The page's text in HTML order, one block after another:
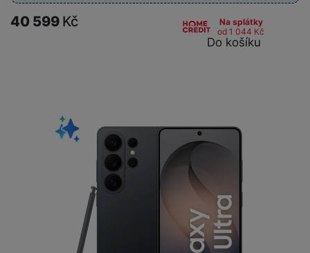
40 599 Kč
Na splátky
od 1 044 Kč
Do košíku